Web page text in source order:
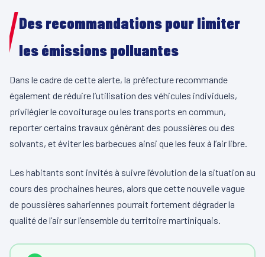
Des recommandations pour limiter
les émissions polluantes
Dans le cadre de cette alerte, la préfecture recommande
également de réduire l’utilisation des véhicules individuels,
privilégier le covoiturage ou les transports en commun,
reporter certains travaux générant des poussières ou des
solvants, et éviter les barbecues ainsi que les feux à l’air libre.
Les habitants sont invités à suivre l’évolution de la situation au
cours des prochaines heures, alors que cette nouvelle vague
de poussières sahariennes pourrait fortement dégrader la
qualité de l’air sur l’ensemble du territoire martiniquais.